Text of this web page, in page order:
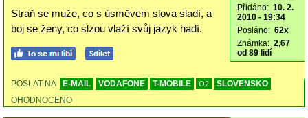
Straň se muže, co s úsměvem slova sladí, a
boj se ženy, co slzou vlaží svůj jazyk hadí.
Přidáno: 10. 2.
2010 - 19:34
Posláno: 62x
Známka: 2,67
od 89 lidí
POSLAT NA E-MAIL VODAFONE T-MOBILE O2
SLOVENSKO
OHODNOCENO